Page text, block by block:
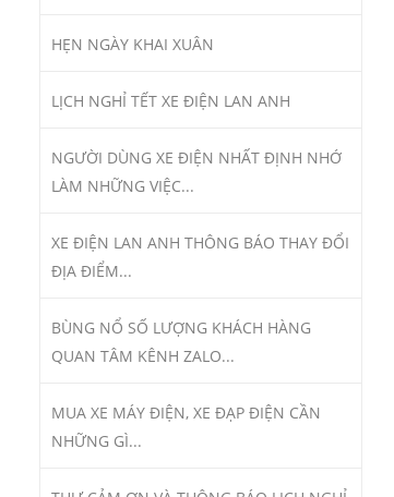
HẸN NGÀY KHAI XUÂN
LỊCH NGHỈ TẾT XE ĐIỆN LAN ANH
NGƯỜI DÙNG XE ĐIỆN NHẤT ĐỊNH NHỚ
LÀM NHỮNG VIỆC...
XE ĐIỆN LAN ANH THÔNG BÁO THAY ĐỔI
ĐỊA ĐIỂM...
BÙNG NỔ SỐ LƯỢNG KHÁCH HÀNG
QUAN TÂM KÊNH ZALO...
MUA XE MÁY ĐIỆN, XE ĐẠP ĐIỆN CẦN
NHỮNG GÌ...